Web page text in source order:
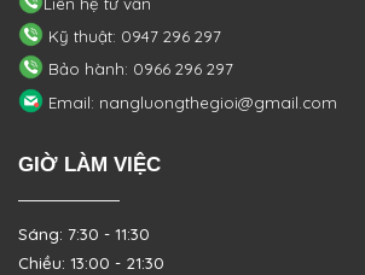
Kỹ thuật: 0947 296 297
Bảo hành: 0966 296 297
Email: nangluongthegioi@gmail.com
GIỜ LÀM VIỆC
Sáng: 7:30 - 11:30
Chiều: 13:00 - 21:30